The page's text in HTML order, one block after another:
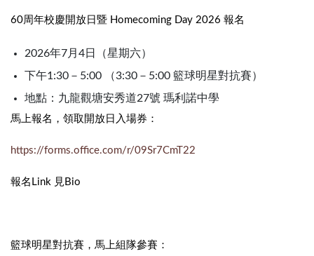
60周年校慶開放日暨 Homecoming Day 2026 報名
2026年7月4日（星期六）
下午1:30－5:00 （3:30－5:00 籃球明星對抗賽）
地點：九龍觀塘安秀道27號 瑪利諾中學
馬上報名，領取開放日入場券：
https://forms.office.com/r/09Sr7CmT22
報名Link 見Bio
籃球明星對抗賽，馬上組隊參賽：